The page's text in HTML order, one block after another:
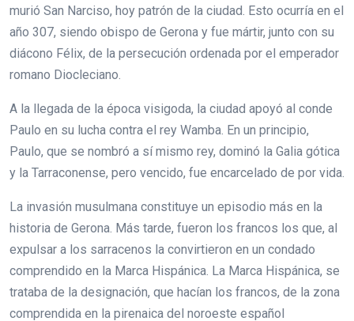
murió San Narciso, hoy patrón de la ciudad. Esto ocurría en el
año 307, siendo obispo de Gerona y fue mártir, junto con su
diácono Félix, de la persecución ordenada por el emperador
romano Diocleciano.
A la llegada de la época visigoda, la ciudad apoyó al conde
Paulo en su lucha contra el rey Wamba. En un principio,
Paulo, que se nombró a sí mismo rey, dominó la Galia gótica
y la Tarraconense, pero vencido, fue encarcelado de por vida.
La invasión musulmana constituye un episodio más en la
historia de Gerona. Más tarde, fueron los francos los que, al
expulsar a los sarracenos la convirtieron en un condado
comprendido en la Marca Hispánica. La Marca Hispánica, se
trataba de la designación, que hacían los francos, de la zona
comprendida en la pirenaica del noroeste español